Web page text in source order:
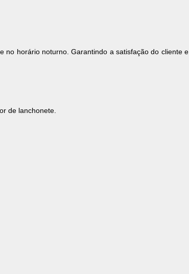
no horário noturno. Garantindo a satisfação do cliente e
de lanchonete.